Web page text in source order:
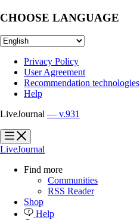
CHOOSE LANGUAGE
Privacy Policy
User Agreement
Recommendation technologies
Help
LiveJournal — v.931
?
?
LiveJournal
Find more
Communities
RSS Reader
Shop
Help